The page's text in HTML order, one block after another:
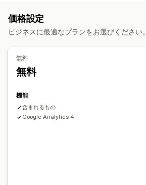
キャンペーン管理
ウェブサイト
ピクセル管理
パフォーマンス追跡
ダッシュボード
価格設定
ビジネスに最適なプランをお選びください。
無料
無料
機能
含まれるもの
Google Analytics 4